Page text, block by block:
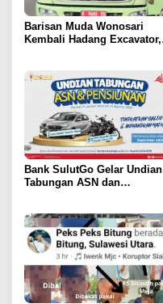
Barisan Muda Wonosari
Kembali Hadang Excavator,
Bank SulutGo Gelar Undian
Tabungan ASN dan